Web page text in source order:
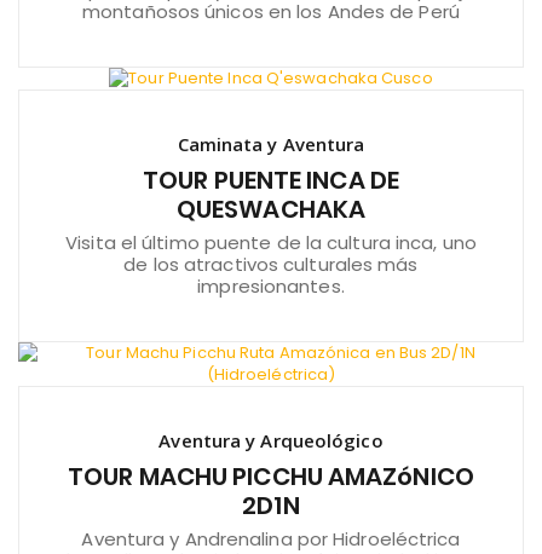
montañosos únicos en los Andes de Perú
Caminata y Aventura
TOUR PUENTE INCA DE
QUESWACHAKA
Visita el último puente de la cultura inca, uno
de los atractivos culturales más
impresionantes.
Aventura y Arqueológico
TOUR MACHU PICCHU AMAZóNICO
2D1N
Aventura y Andrenalina por Hidroeléctrica